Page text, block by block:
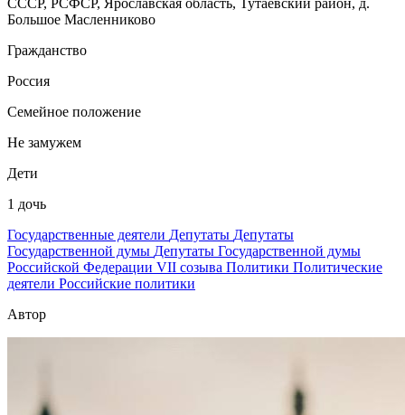
Большое Масленниково
Гражданство
Россия
Семейное положение
Не замужем
Дети
1 дочь
Государственные деятели Депутаты Депутаты
Государственной думы Депутаты Государственной думы
Российской Федерации VII созыва Политики Политические
деятели Российские политики
Автор